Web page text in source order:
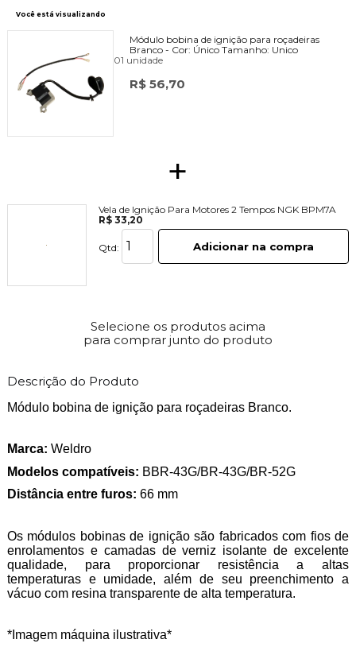
Você está visualizando
Módulo bobina de ignição para roçadeiras
Branco - Cor: Único Tamanho: Unico
01 unidade
R$ 56,70
+
Vela de Ignição Para Motores 2 Tempos NGK BPM7A
R$ 33,20
Qtd: Adicionar na compra
Selecione os produtos acima
para comprar junto do produto
Descrição do Produto
Módulo bobina de ignição para roçadeiras Branco.
Marca: Weldro
Modelos compatíveis: BBR-43G/BR-43G/BR-52G
Distância entre furos: 66 mm
Os módulos bobinas de ignição são fabricados com fios de
enrolamentos e camadas de verniz isolante de excelente
qualidade, para proporcionar resistência a altas
temperaturas e umidade, além de seu preenchimento a
vácuo com resina transparente de alta temperatura.
*Imagem máquina ilustrativa*